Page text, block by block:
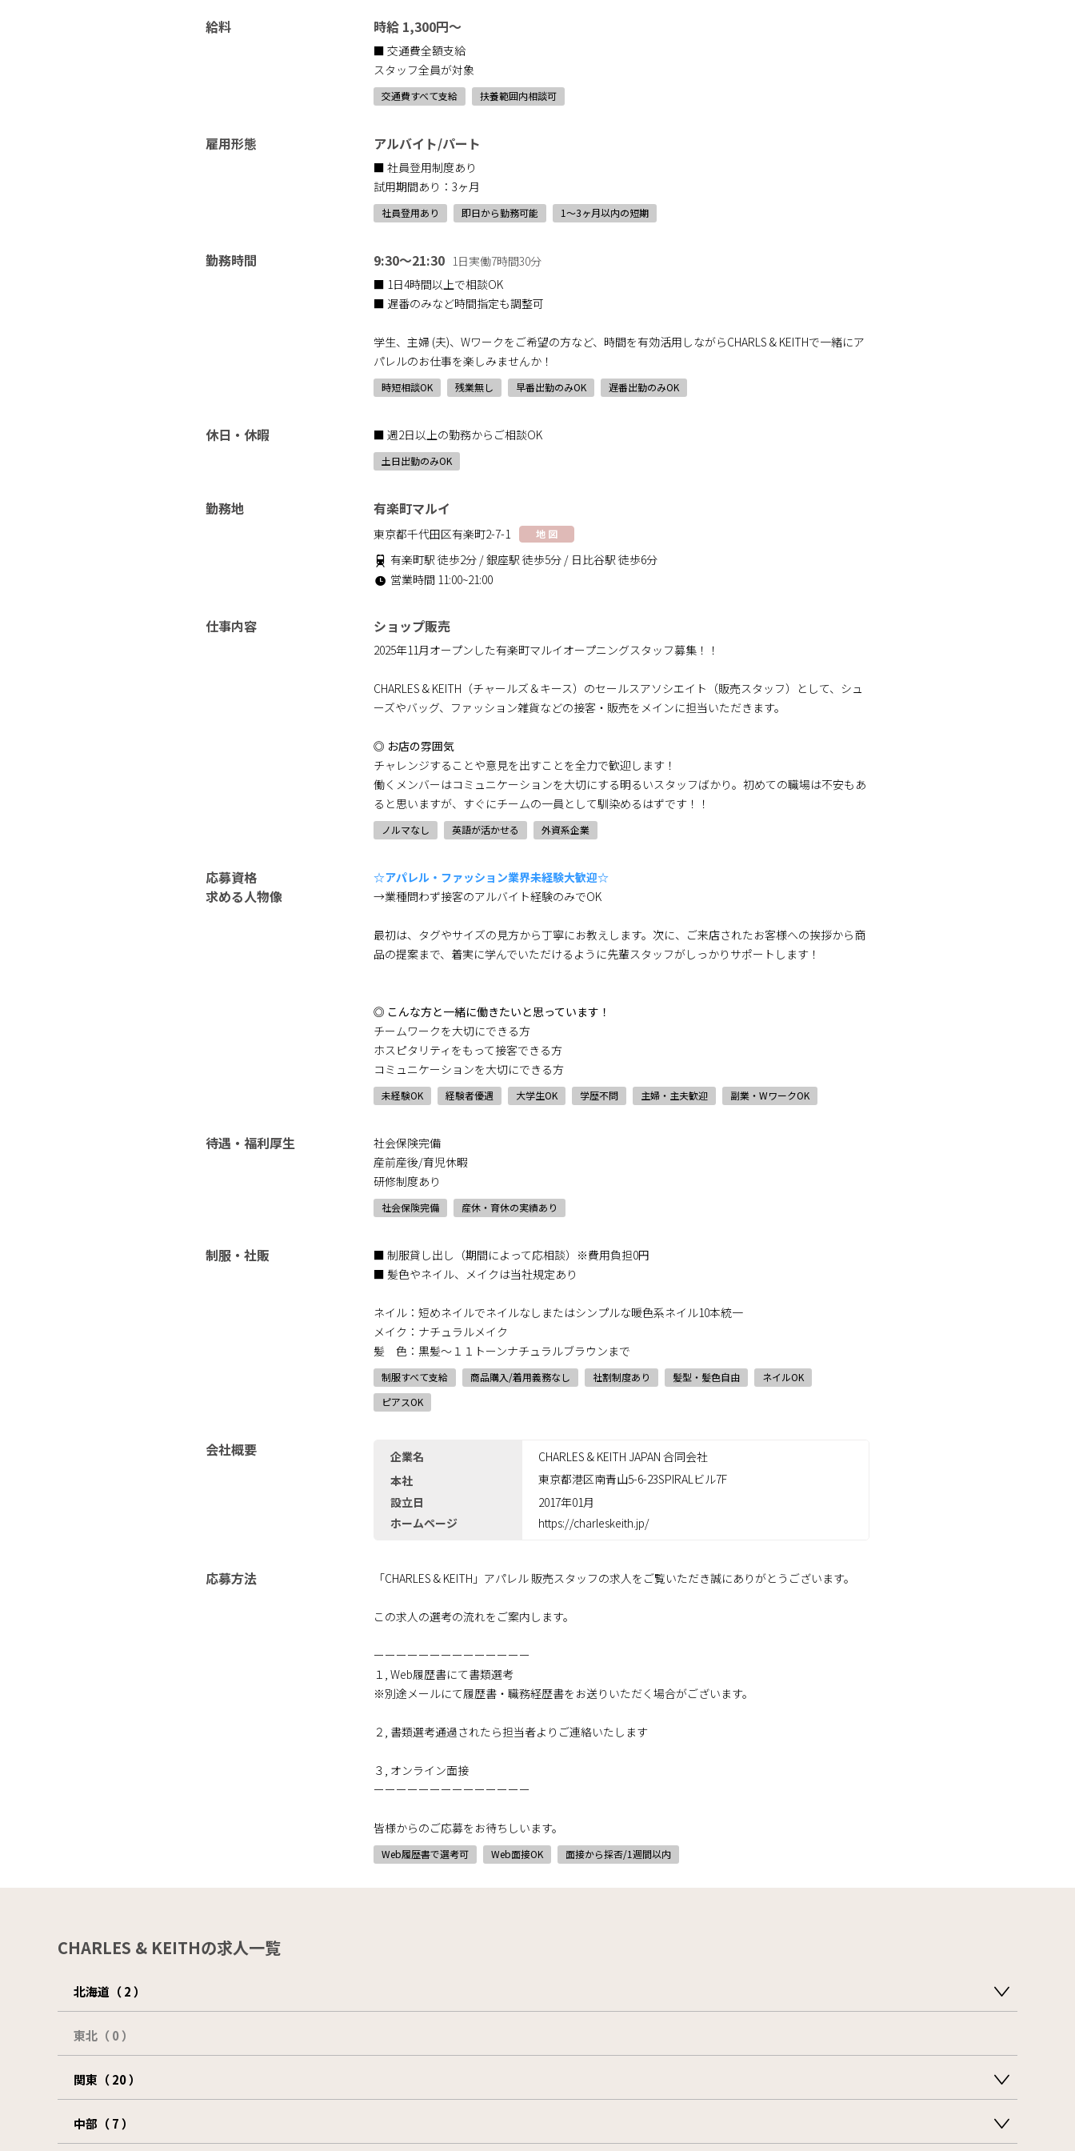
給料 時給 1,300円～
■ 交通費全額支給
スタッフ全員が対象
交通費すべて支給 扶養範囲内相談可
雇用形態 アルバイト/パート
■ 社員登用制度あり
試用期間あり：3ヶ月
社員登用あり 即日から勤務可能 1〜3ヶ月以内の短期
勤務時間 9:30～21:30 1日実働7時間30分
■ 1日4時間以上で相談OK
■ 遅番のみなど時間指定も調整可
学生、主婦 (夫)、Wワークをご希望の方など、時間を有効活用しながらCHARLS & KEITHで一緒にア
パレルのお仕事を楽しみませんか！
時短相談OK 残業無し 早番出勤のみOK 遅番出勤のみOK
休日・休暇 ■ 週2日以上の勤務からご相談OK
土日出勤のみOK
勤務地 有楽町マルイ
東京都千代田区有楽町2-7-1 地 図
有楽町駅 徒歩2分 / 銀座駅 徒歩5分 / 日比谷駅 徒歩6分
営業時間 11:00~21:00
仕事内容 ショップ販売
2025年11月オープンした有楽町マルイオープニングスタッフ募集！！
CHARLES & KEITH（チャールズ＆キース）のセールスアソシエイト（販売スタッフ）として、シュ
ーズやバッグ、ファッション雑貨などの接客・販売をメインに担当いただきます。
◎ お店の雰囲気
チャレンジすることや意見を出すことを全力で歓迎します！
働くメンバーはコミュニケーションを大切にする明るいスタッフばかり。初めての職場は不安もあ
ると思いますが、すぐにチームの一員として馴染めるはずです！！
ノルマなし 英語が活かせる 外資系企業
応募資格
求める人物像
☆アパレル・ファッション業界未経験大歓迎☆
→業種問わず接客のアルバイト経験のみでOK
最初は、タグやサイズの見方から丁寧にお教えします。次に、ご来店されたお客様への挨拶から商
品の提案まで、着実に学んでいただけるように先輩スタッフがしっかりサポートします！
◎ こんな方と一緒に働きたいと思っています！
チームワークを大切にできる方
ホスピタリティをもって接客できる方
コミュニケーションを大切にできる方
未経験OK 経験者優遇 大学生OK 学歴不問 主婦・主夫歓迎 副業・WワークOK
待遇・福利厚生
社会保険完備
産前産後/育児休暇
研修制度あり
社会保険完備 産休・育休の実績あり
制服・社販
■ 制服貸し出し（期間によって応相談）※費用負担0円
■ 髪色やネイル、メイクは当社規定あり
ネイル：短めネイルでネイルなしまたはシンプルな暖色系ネイル10本統一
メイク：ナチュラルメイク
髪 色：黒髪～１１トーンナチュラルブラウンまで
制服すべて支給 商品購入/着用義務なし 社割制度あり 髪型・髪色自由
ネイルOK
ピアスOK
会社概要 企業名
CHARLES & KEITH JAPAN 合同会社
本社
東京都港区南青山5-6-23SPIRALビル7F
設立日
2017年01月
ホームページ
https://charleskeith.jp/
応募方法 「CHARLES & KEITH」アパレル 販売スタッフの求人をご覧いただき誠にありがとうございます。
この求人の選考の流れをご案内します。
ーーーーーーーーーーーーーー
１, Web履歴書にて書類選考
※別途メールにて履歴書・職務経歴書をお送りいただく場合がございます。
２, 書類選考通過されたら担当者よりご連絡いたします
３, オンライン面接
ーーーーーーーーーーーーーー
皆様からのご応募をお待ちしいます。
Web履歴書で選考可 Web面接OK 面接から採否/1週間以内
CHARLES & KEITHの求人一覧
北海道（ 2 ）
東北（ 0 ）
関東（ 20 ）
中部（ 7 ）